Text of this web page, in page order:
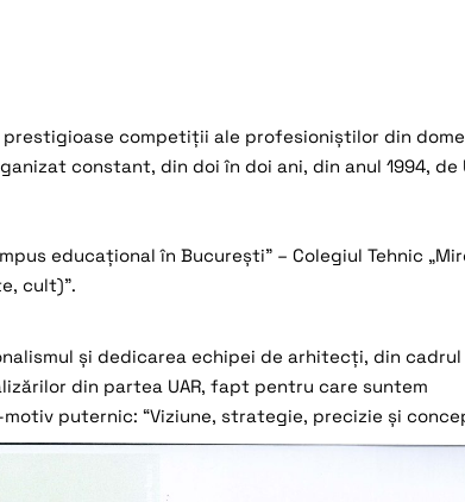
competiții ale profesioniștilor din
constant, din doi în doi ani, din anul 1994, de
educațional în București” – Colegiul Tehnic
cult)”.
și dedicarea echipei de arhitecți, din cadrul
din partea UAR, fapt pentru care suntem
puternic: “Viziune, strategie, precizie și